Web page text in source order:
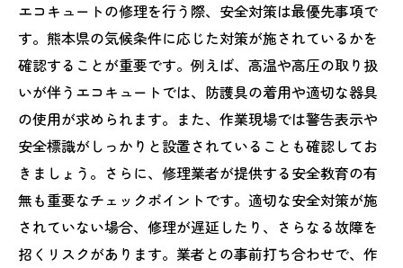
エコキュートの修理を行う際、安全対策は最優先事項で
す。熊本県の気候条件に応じた対策が施されているかを
確認することが重要です。例えば、高温や高圧の取り扱
いが伴うエコキュートでは、防護具の着用や適切な器具
の使用が求められます。また、作業現場では警告表示や
安全標識がしっかりと設置されていることも確認してお
きましょう。さらに、修理業者が提供する安全教育の有
無も重要なチェックポイントです。適切な安全対策が施
されていない場合、修理が遅延したり、さらなる故障を
招くリスクがあります。業者との事前打ち合わせで、作